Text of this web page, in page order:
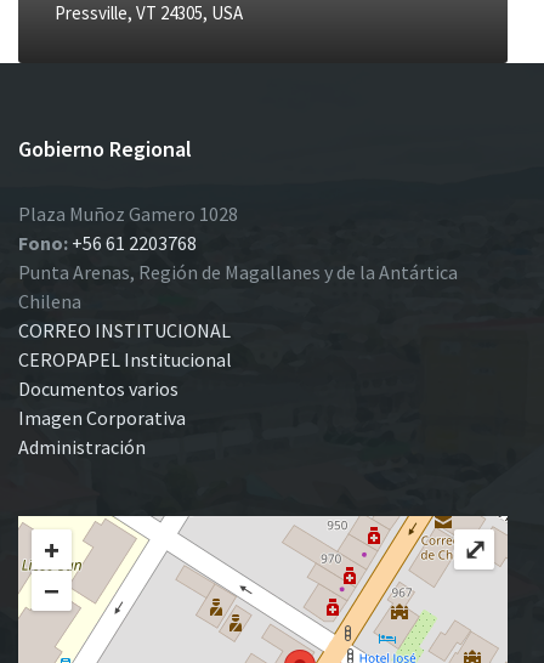
Pressville, VT 24305, USA
Gobierno Regional
Plaza Muñoz Gamero 1028
Fono: +56 61 2203768
Punta Arenas, Región de Magallanes y de la Antártica
Chilena
CORREO INSTITUCIONAL
CEROPAPEL Institucional
Documentos varios
Imagen Corporativa
Administración
+
−
⤢